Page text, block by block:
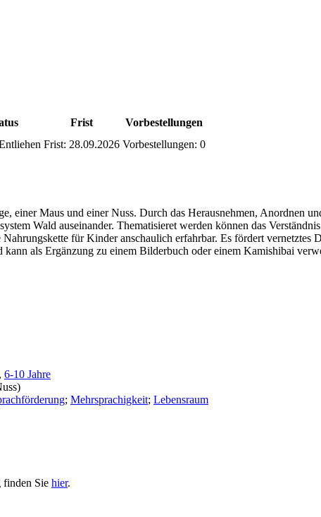
Frist
Vorbestellungen
Frist: 28.09.2026 Vorbestellungen: 0
einer Maus und einer Nuss. Durch das Herausnehmen, Anordnen
Wald auseinander. Thematisieret werden können das
für Kinder anschaulich erfahrbar. Es fördert
als Ergänzung zu einem Bilderbuch oder einem Kamishibai
, 6-10 Jahre
; Mehrsprachigkeit; Lebensraum
finden Sie hier.